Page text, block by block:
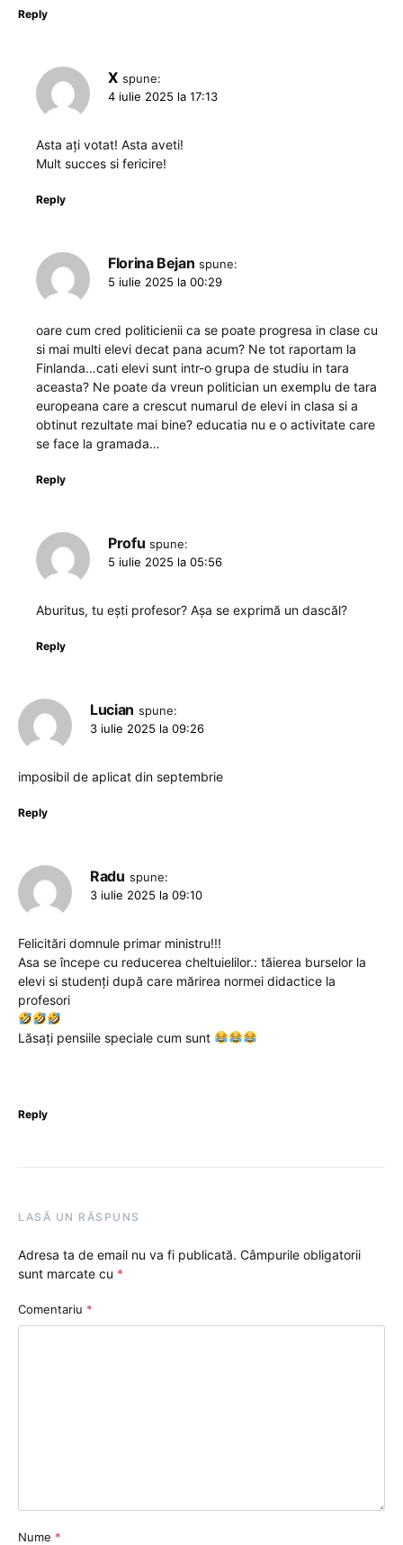
Reply
X spune:
4 iulie 2025 la 17:13
Asta ați votat! Asta aveti!
Mult succes si fericire!
Reply
Florina Bejan spune:
5 iulie 2025 la 00:29
oare cum cred politicienii ca se poate progresa in clase cu
si mai multi elevi decat pana acum? Ne tot raportam la
Finlanda…cati elevi sunt intr-o grupa de studiu in tara
aceasta? Ne poate da vreun politician un exemplu de tara
europeana care a crescut numarul de elevi in clasa si a
obtinut rezultate mai bine? educatia nu e o activitate care
se face la gramada…
Reply
Profu spune:
5 iulie 2025 la 05:56
Aburitus, tu ești profesor? Așa se exprimă un dascăl?
Reply
Lucian spune:
3 iulie 2025 la 09:26
imposibil de aplicat din septembrie
Reply
Radu spune:
3 iulie 2025 la 09:10
Felicitări domnule primar ministru!!!
Asa se începe cu reducerea cheltuielilor.: tăierea burselor la
elevi si studenți după care mărirea normei didactice la
profesori
Lăsați pensiile speciale cum sunt
Reply
LASĂ UN RĂSPUNS
Adresa ta de email nu va fi publicată. Câmpurile obligatorii
sunt marcate cu *
Comentariu *
Nume *